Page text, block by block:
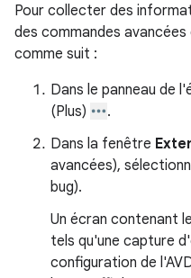
Pour collecter des
des commandes
comme suit :
Dans le panneau de
(Plus)
.
Dans la fenêtre
avancées),
bug).
Un écran contenant
tels qu'une capture
configuration de